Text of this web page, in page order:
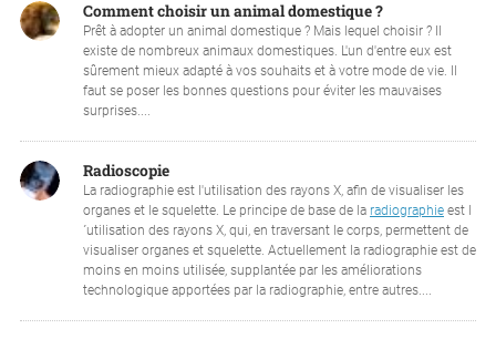
Comment choisir un animal domestique ?
Prêt à adopter un animal domestique ? Mais lequel choisir ? Il
existe de nombreux animaux domestiques. L'un d'entre eux est
sûrement mieux adapté à vos souhaits et à votre mode de vie. Il
faut se poser les bonnes questions pour éviter les mauvaises
surprises....
Radioscopie
La radiographie est l'utilisation des rayons X, afin de visualiser les
organes et le squelette. Le principe de base de la radiographieest l
´utilisation des rayons X, qui, en traversant le corps, permettent de
visualiser organes et squelette. Actuellement la radiographie est de
moins en moins utilisée, supplantée par les améliorations
technologique apportées par la radiographie, entre autres....